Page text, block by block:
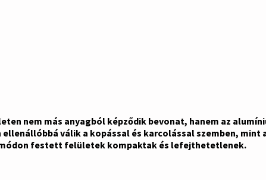
nem más anyagból képződik bevonat, hanem az
válik a kopással és karcolással szemben, mint
festett felületek kompaktak és lefejthetetlenek.